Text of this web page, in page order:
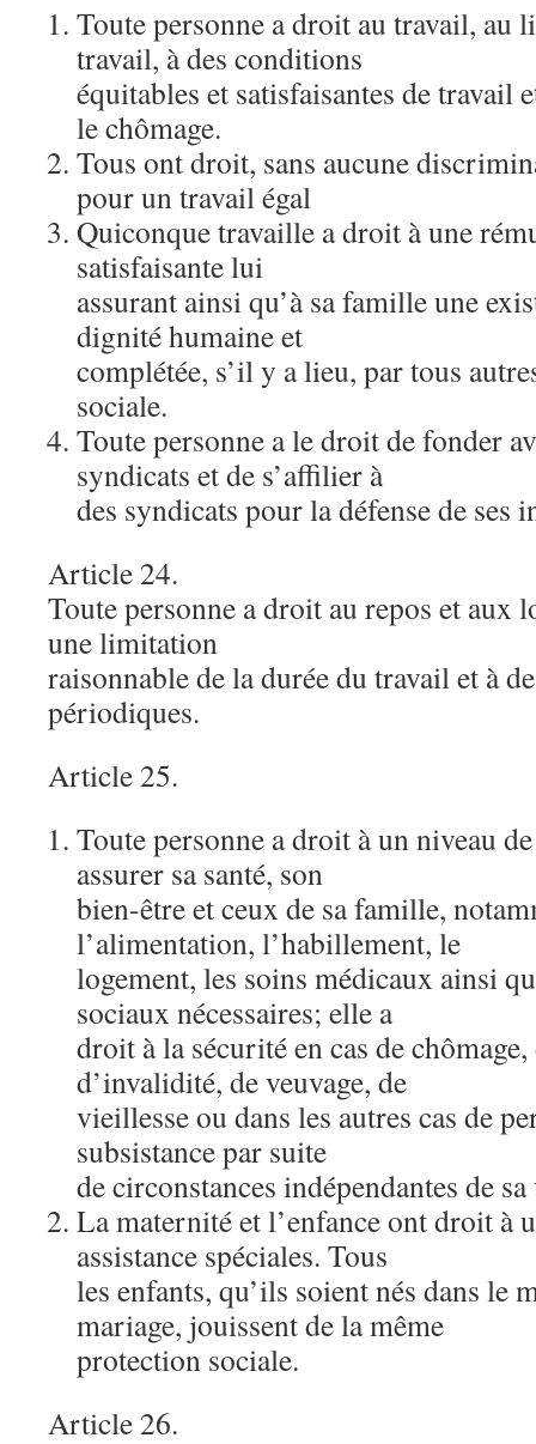
Toute personne a droit au travail, au
travail, à des conditions
équitables et satisfaisantes de travail
le chômage.
Tous ont droit, sans aucune
pour un travail égal
Quiconque travaille a droit à une
satisfaisante lui
assurant ainsi qu’à sa famille une
dignité humaine et
complétée, s’il y a lieu, par tous
sociale.
Toute personne a le droit de fonder
syndicats et de s’affilier à
des syndicats pour la défense de ses
Article 24.
Toute personne a droit au repos et aux
une limitation
raisonnable de la durée du travail et à
périodiques.
Article 25.
Toute personne a droit à un niveau
assurer sa santé, son
bien-être et ceux de sa famille,
l’alimentation, l’habillement, le
logement, les soins médicaux ainsi
sociaux nécessaires; elle a
droit à la sécurité en cas de
d’invalidité, de veuvage, de
vieillesse ou dans les autres cas de
subsistance par suite
de circonstances indépendantes de
La maternité et l’enfance ont droit à
assistance spéciales. Tous
les enfants, qu’ils soient nés dans le
mariage, jouissent de la même
protection sociale.
Article 26.